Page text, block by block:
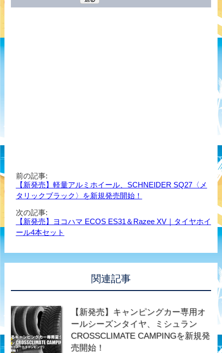
前の記事:
【新発売】軽量アルミホイール、SCHNEIDER SQ27〈メ
タリックブラック〉を新規発売開始！
次の記事:
【新発売】ヨコハマ ECOS ES31＆Razee XV｜タイヤホイ
ール4本セット
関連記事
【新発売】キャンピングカー専用オ
ールシーズンタイヤ、ミシュラン
CROSSCLIMATE CAMPINGを新規発
売開始！